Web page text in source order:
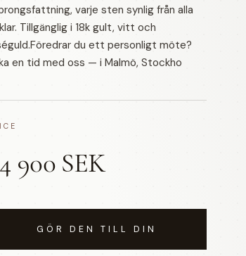
varje sten synlig från alla
Tillgänglig i 18k gult, vitt och
du ett personligt möte?
en tid med oss — i Malmö, Stockho
900 SEK
GÖR DEN TILL DIN